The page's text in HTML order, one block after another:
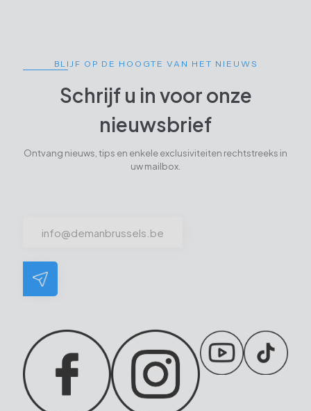
BLIJF OP DE HOOGTE VAN HET NIEUWS
Schrijf u in voor onze
nieuwsbrief
Ontvang nieuws, tips en enkele exclusiviteiten rechtstreeks in
uw mailbox.